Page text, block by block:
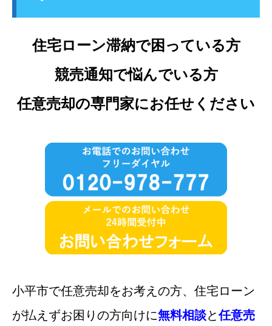
住宅ローン滞納で困っている方
競売通知で悩んでいる方
任意売却の専門家にお任せください
小平市で任意売却をお考えの方、住宅ローン
が払えずお困りの方向けに無料相談と任意売